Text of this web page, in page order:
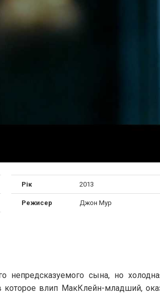
Рік 2013
Режисер Джон Мур
сына, но
которое влип МакКлейн-младший,